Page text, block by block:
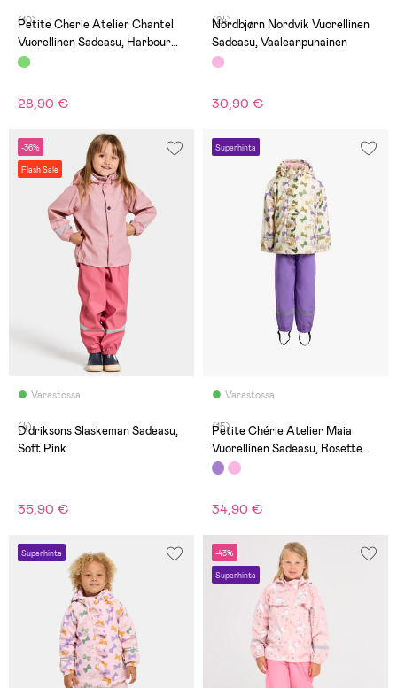
(10)
Petite Cherie Atelier Chantel
Vuorellinen Sadeasu, Harbour
Grey
28,90 €
(24)
Nordbjørn Nordvik Vuorellinen
Sadeasu, Vaaleanpunainen
30,90 €
-36%
Flash Sale
Varastossa
(4)
Didriksons Slaskeman Sadeasu,
Soft Pink
35,90 €
Superhinta
Varastossa
(15)
Petite Chérie Atelier Maia
Vuorellinen Sadeasu, Rosette
Minuet Egret
34,90 €
Superhinta -43%
Superhinta